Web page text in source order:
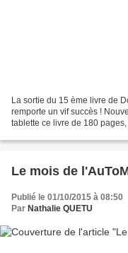
La sortie du 15 ème livre de
remporte un vif succès !
tablette ce livre de 180
Le mois de
Publié le 01/10/2015 à 08:50
Par Nathalie QUETU